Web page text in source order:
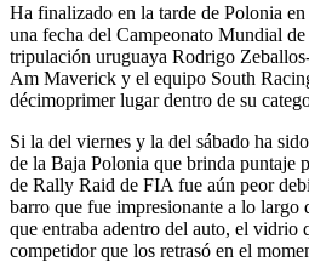
Ha finalizado en la tarde de Polonia
una fecha del Campeonato Mundial
tripulación uruguaya Rodrigo
Am Maverick y el equipo South
décimoprimer lugar dentro de su
Si la del viernes y la del sábado ha
de la Baja Polonia que brinda puntaje
de Rally Raid de FIA fue aún peor
barro que fue impresionante a lo largo
que entraba adentro del auto, el vidrio
competidor que los retrasó en el